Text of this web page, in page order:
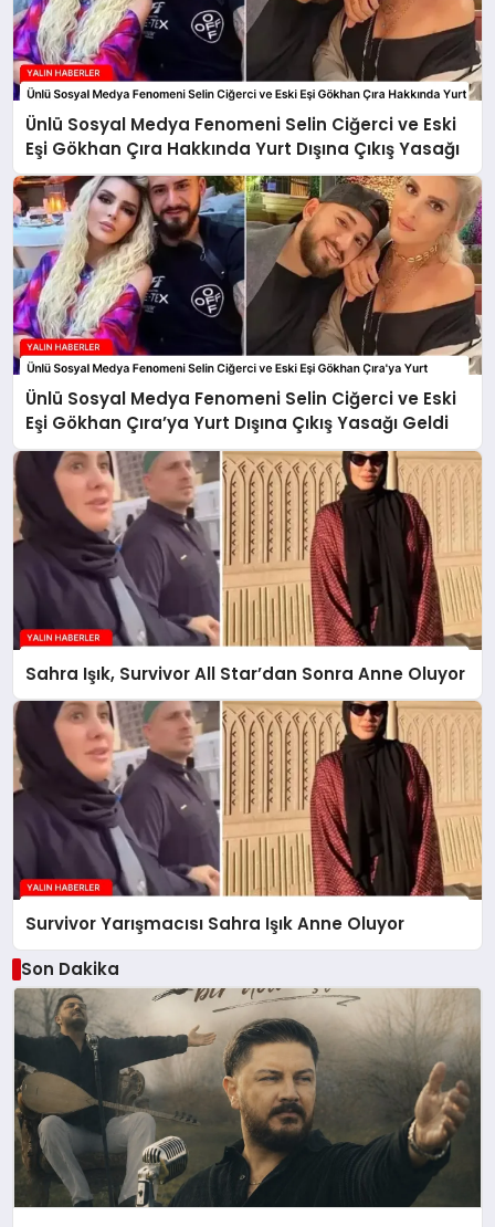
Ünlü Sosyal Medya Fenomeni Selin Ciğerci ve Eski
Eşi Gökhan Çıra Hakkında Yurt Dışına Çıkış Yasağı
Ünlü Sosyal Medya Fenomeni Selin Ciğerci ve Eski
Eşi Gökhan Çıra’ya Yurt Dışına Çıkış Yasağı Geldi
Sahra Işık, Survivor All Star’dan Sonra Anne Oluyor
Survivor Yarışmacısı Sahra Işık Anne Oluyor
Son Dakika